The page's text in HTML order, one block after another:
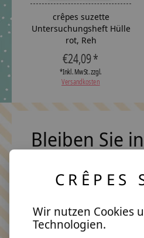
crêpes suzette
Untersuchungsheft Hülle
rot, Reh
€24,09 *
*Inkl. MwSt. zzgl.
Versandkosten
Bleiben Sie
Keine Sorge, wir
CRÊPES
Wir nutzen Cookies
Technologien.